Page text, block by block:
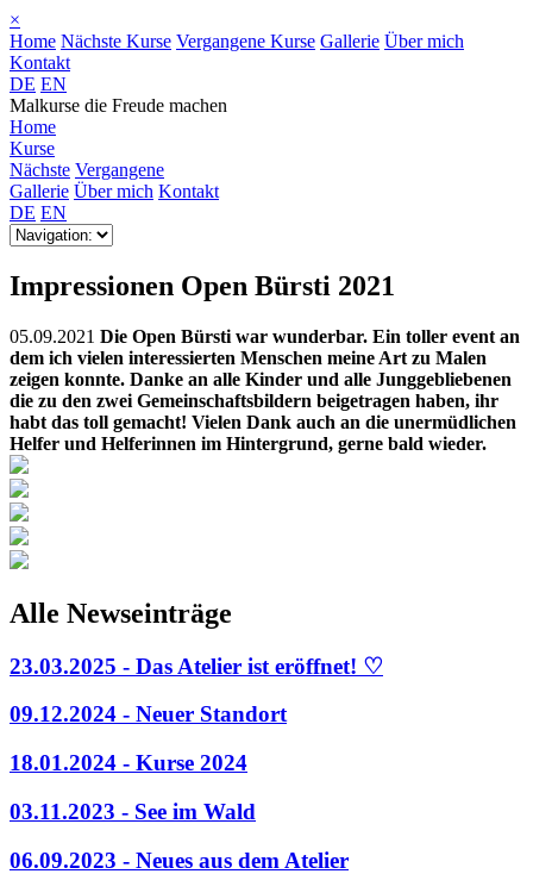
×
Home Nächste Kurse Vergangene Kurse Gallerie Über mich
Kontakt
DE EN
Malkurse die Freude machen
Home
Kurse
Nächste Vergangene
Gallerie Über mich Kontakt
DE EN
Impressionen Open Bürsti 2021
05.09.2021 Die Open Bürsti war wunderbar. Ein toller event an
dem ich vielen interessierten Menschen meine Art zu Malen
zeigen konnte. Danke an alle Kinder und alle Junggebliebenen
die zu den zwei Gemeinschaftsbildern beigetragen haben, ihr
habt das toll gemacht! Vielen Dank auch an die unermüdlichen
Helfer und Helferinnen im Hintergrund, gerne bald wieder.
Alle Newseinträge
23.03.2025 - Das Atelier ist eröffnet! ♡
09.12.2024 - Neuer Standort
18.01.2024 - Kurse 2024
03.11.2023 - See im Wald
06.09.2023 - Neues aus dem Atelier